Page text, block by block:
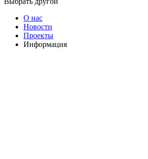
О нас
Новости
Проекты
Информация